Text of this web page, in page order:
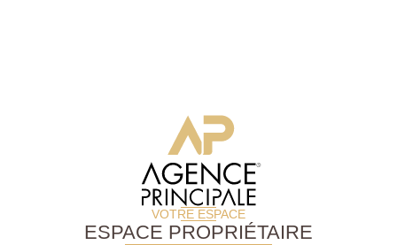
VOTRE ESPACE
ESPACE PROPRIÉTAIRE